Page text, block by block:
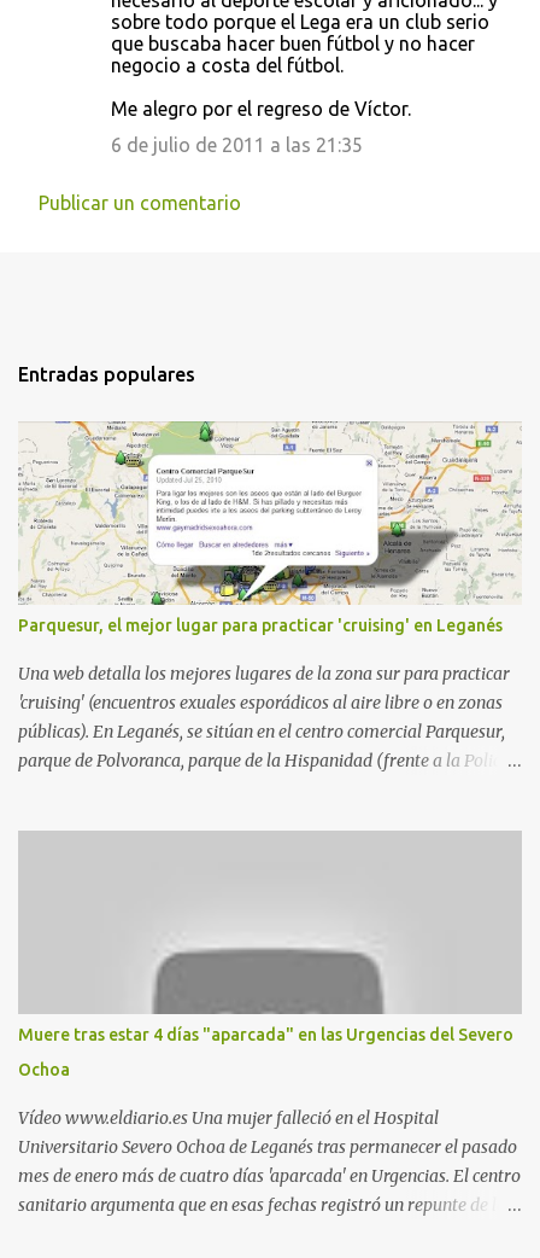
sobre todo porque el Lega era un club serio
que buscaba hacer buen fútbol y no hacer
negocio a costa del fútbol.
Me alegro por el regreso de Víctor.
6 de julio de 2011 a las 21:35
Publicar un comentario
Entradas populares
Parquesur, el mejor lugar para practicar 'cruising' en Leganés
Una web detalla los mejores lugares de la zona sur para practicar
'cruising' (encuentros exuales esporádicos al aire libre o en zonas
públicas). En Leganés, se sitúan en el centro comercial Parquesur,
parque de Polvoranca, parque de la Hispanidad (frente a la Policía
estadio municipal de Butarque) y caminos entre el estadio y Plaza
Nueva. Otro lugar: Escombrera de Polvoranca, entre Leganés y
Móstoles También en el parque de la Hispanidad, situado frente a
la Policía Local de Leganés de la calle Chile, 1, y junto al
cementerio de Butarque". Más información
Muere tras estar 4 días "aparcada" en las Urgencias del Severo
Ochoa
Vídeo www.eldiario.es Una mujer falleció en el Hospital
Universitario Severo Ochoa de Leganés tras permanecer el pasado
mes de enero más de cuatro días 'aparcada' en Urgencias. El centro
sanitario argumenta que en esas fechas registró un repunte de las